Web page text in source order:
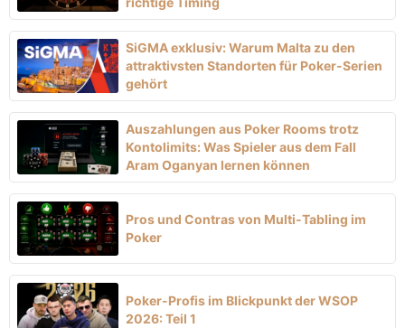
SiGMA exklusiv: Warum Malta zu den
attraktivsten Standorten für Poker-Serien
gehört
Auszahlungen aus Poker Rooms trotz
Kontolimits: Was Spieler aus dem Fall
Aram Oganyan lernen können
Pros und Contras von Multi-Tabling im
Poker
Poker-Profis im Blickpunkt der WSOP
2026: Teil 1